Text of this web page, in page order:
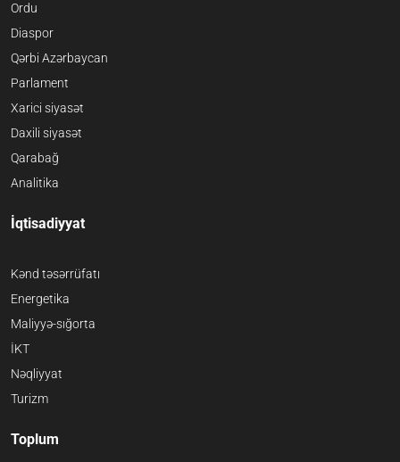
Ordu
Diaspor
Qərbi Azərbaycan
Parlament
Xarici siyasət
Daxili siyasət
Qarabağ
Analitika
İqtisadiyyat
Kənd təsərrüfatı
Energetika
Maliyyə-sığorta
İKT
Nəqliyyat
Turizm
Toplum